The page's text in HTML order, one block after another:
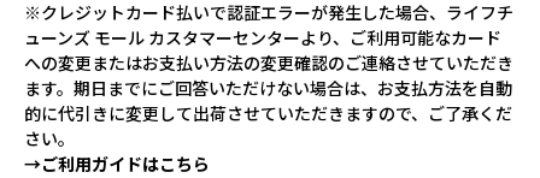
※クレジットカード払いで認証エラーが発生した場合、ライフチ
ューンズ モール カスタマーセンターより、ご利用可能なカード
への変更またはお支払い方法の変更確認のご連絡させていただき
ます。期日までにご回答いただけない場合は、お支払方法を自動
的に代引きに変更して出荷させていただきますので、ご了承くだ
さい。
→ご利用ガイドはこちら